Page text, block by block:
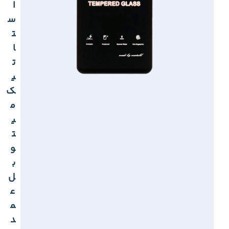
ا
س
ت
ا
ت
ی
ک
م
ی
ت
و
ب
ل
ع
م
د